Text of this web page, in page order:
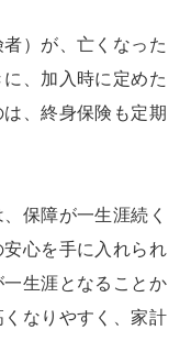
）が、亡くなった
、加入時に定めた
、終身保険も定期
保障が一生涯続く
心を手に入れられ
生涯となることか
なりやすく、家計